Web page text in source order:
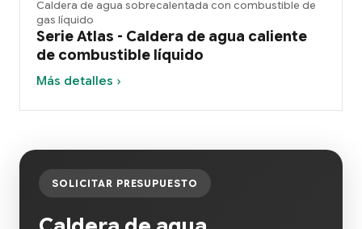
Caldera de agua sobrecalentada con combustible de
gas líquido
Serie Atlas - Caldera de agua caliente
de combustible líquido
Más detalles ›
SOLICITAR PRESUPUESTO